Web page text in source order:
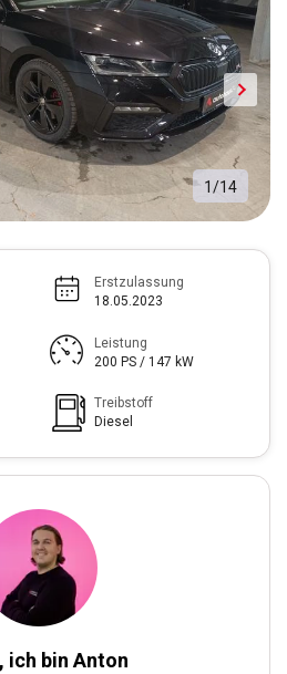
1 /14
ich bin Anton
Erstzulassung
18.05.2023
Leistung
200 PS / 147 kW
Treibstoff
Diesel